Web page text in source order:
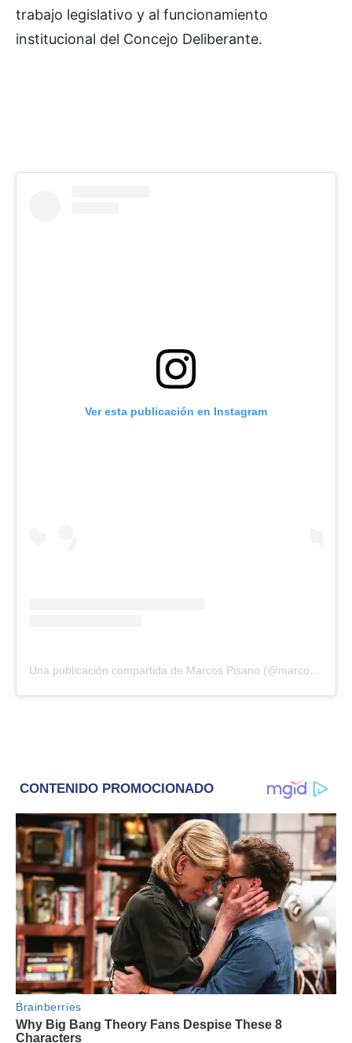
trabajo legislativo y al funcionamiento
institucional del Concejo Deliberante.
Ver esta publicación en Instagram
Una publicación compartida de Marcos Pisano (@marcos.pisano)